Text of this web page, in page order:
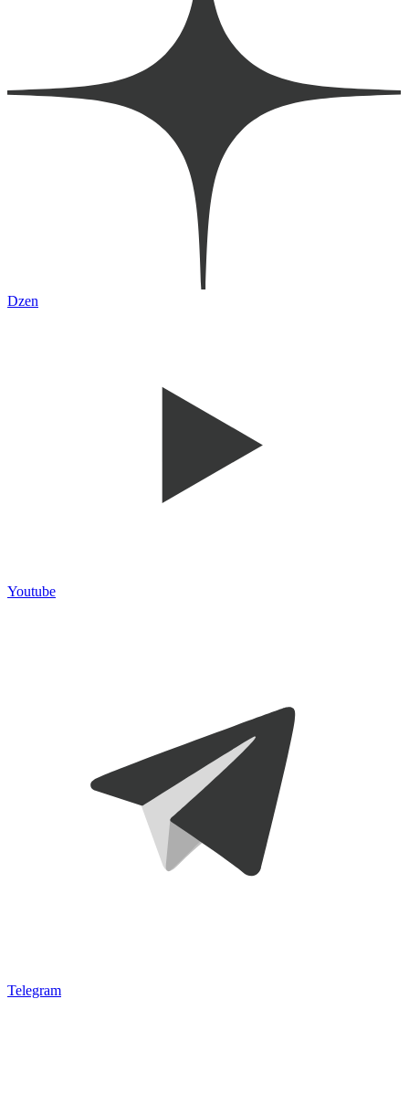
Dzen
Youtube
Telegram